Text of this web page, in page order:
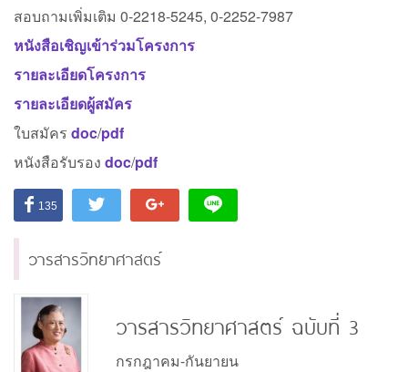
สอบถามเพิ่มเติม 0-2218-5245, 0-2252-7987
หนังสือเชิญเข้าร่วมโครงการ
รายละเอียดโครงการ
รายละเอียดผู้สมัคร
ใบสมัคร doc/pdf
หนังสือรับรอง doc/pdf
135
วารสารวิทยาศาสตร์
วารสารวิทยาศาสตร์ ฉบับที่ 3
กรกฎาคม-กันยายน